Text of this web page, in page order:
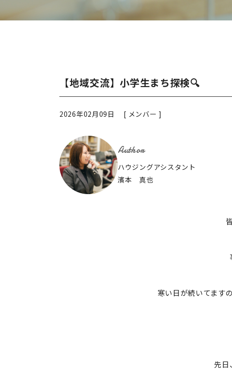
【地域交流】小学生まち探検🔍
2026年02月09日 [ メンバー ]
Author
ハウジングアシスタント
濱本 真也
寒い日が続いてます
先日